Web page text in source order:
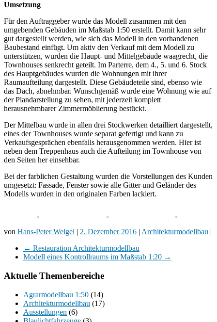
Umsetzung
Für den Auftraggeber wurde das Modell zusammen mit den
umgebenden Gebäuden im Maßstab 1:50 erstellt. Damit kann sehr
gut dargestellt werden, wie sich das Modell in den vorhandenen
Baubestand einfügt. Um aktiv den Verkauf mit dem Modell zu
unterstützen, wurden die Haupt- und Mittelgebäude waagrecht, die
Townhouses senkrecht geteilt. Im Parterre, dem 4., 5. und 6. Stock
des Hauptgebäudes wurden die Wohnungen mit ihrer
Raumaufteilung dargestellt. Diese Gebäudeteile sind, ebenso wie
das Dach, abnehmbar. Wunschgemäß wurde eine Wohnung wie auf
der Plandarstellung zu sehen, mit jederzeit komplett
herausnehmbarer Zimmermöblierung bestückt.
Der Mittelbau wurde in allen drei Stockwerken detailliert dargestellt,
eines der Townhouses wurde separat gefertigt und kann zu
Verkaufsgesprächen ebenfalls herausgenommen werden. Hier ist
neben dem Treppenhaus auch die Aufteilung im Townhouse von
den Seiten her einsehbar.
Bei der farblichen Gestaltung wurden die Vorstellungen des Kunden
umgesetzt: Fassade, Fenster sowie alle Gitter und Geländer des
Modells wurden in den originalen Farben lackiert.
von Hans-Peter Weigel | 2. Dezember 2016 | Architekturmodellbau |
← Restauration Architekturmodellbau
Modell eines Kontrollraums im Maßstab 1:20 →
Aktuelle Themenbereiche
Agrarmodellbau 1:50 (14)
Architekturmodellbau (17)
Ausstellungen (6)